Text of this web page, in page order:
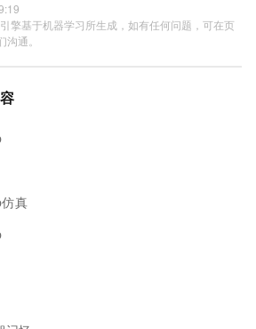
擎基于机器学习所生成，如有任何问题，可在页
通。
真